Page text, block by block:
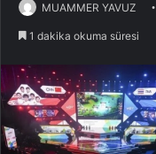
MUAMMER YAVUZ
1 dakika okuma süresi